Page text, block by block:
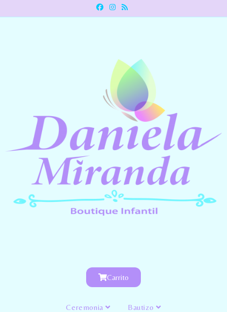
Carrito
Ceremonia Bautizo